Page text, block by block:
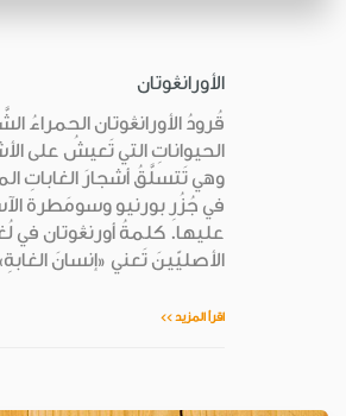
الأورانڠوتان
قُرودُ الأورانڠوتان الحمراءُ
الحيواناتِ التي تَعيشُ على
وهي تَتسلَّقُ أشجارَ الغاباتِ
في جُزُرِ بورنيو وسومَطرة
عليها. كلمةُ أورنڠوتان في
الأصليّينَ تَعني «إنسانَ
اقرأ المزيد >>